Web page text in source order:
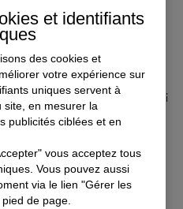
la place de la République ou
la rivière Allier, vous pouvez
à Issoirepour vous
protéger contre les imprévus.
avec l'un de nos agents pour
de sécuriser votre avenir et celui
auto, moto
à Issoire
et identifiants
des cookies et
votre expérience sur
uniques servent à
site, en mesurer la
publicités ciblées et en
vous acceptez tous
Vous pouvez aussi
via le lien "Gérer les
de page.